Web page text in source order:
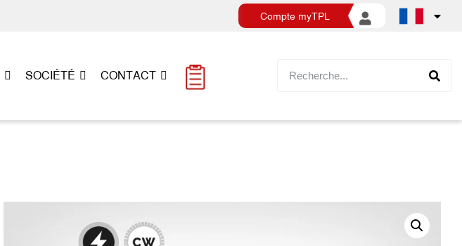
Compte myTPL
SOCIÉTÉ CONTACT